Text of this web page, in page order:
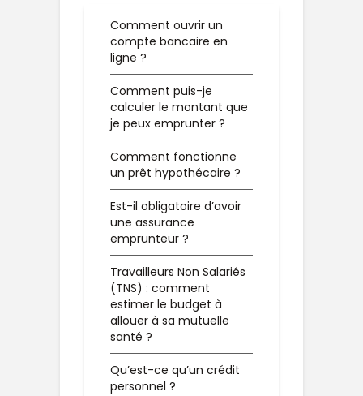
Comment ouvrir un
compte bancaire en
ligne ?
Comment puis-je
calculer le montant que
je peux emprunter ?
Comment fonctionne
un prêt hypothécaire ?
Est-il obligatoire d’avoir
une assurance
emprunteur ?
Travailleurs Non Salariés
(TNS) : comment
estimer le budget à
allouer à sa mutuelle
santé ?
Qu’est-ce qu’un crédit
personnel ?